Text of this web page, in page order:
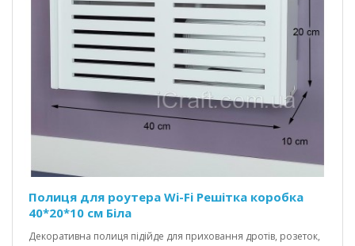
Полиця для роутера Wi-Fi Решітка коробка
40*20*10 см Біла
Декоративна полиця підійде для приховання дротів, розеток,